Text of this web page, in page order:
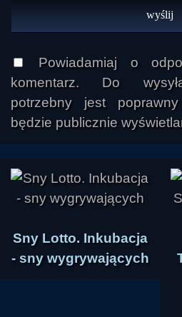
Powiadamiaj o
komentarz. Do
potrzebny jest
będzie publicznie
Sny Lotto. Inkubacja
- sny wygrywających